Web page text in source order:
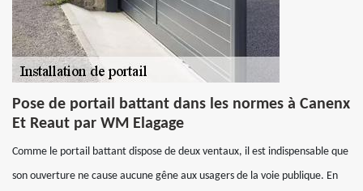
Pose de portail battant dans les normes à Canenx
Et Reaut par WM Elagage
Comme le portail battant dispose de deux ventaux, il est indispensable que
son ouverture ne cause aucune gêne aux usagers de la voie publique. En